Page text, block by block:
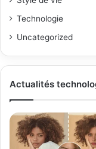
Technologie
Uncategorized
Actualités